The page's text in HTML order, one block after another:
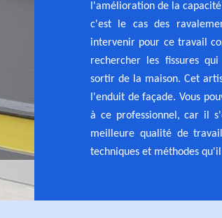
l'amélioration de la
c'est le cas des
intervenir pour ce travail
rechercher les fissures
sortir de la maison. Cet
l'enduit de façade. Vous
à ce professionnel, car il
meilleure qualité de
techniques et méthodes